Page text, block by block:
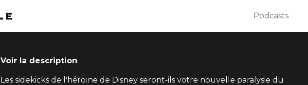
Podcasts
Voir la description
Les sidekicks de l'héroïne de Disney seront-ils votre nouvelle paralysie du